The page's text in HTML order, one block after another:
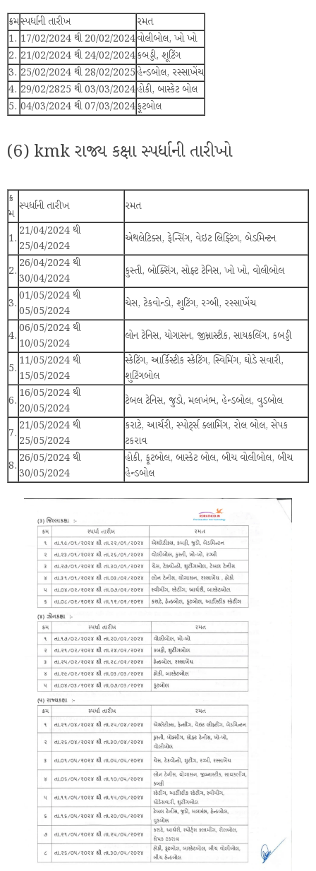
ક્રમસ્પર્ધાની તારીખ
રમત
1. 17/02/2024 થી 20/02/2024વોલીબોલ, ખો ખો
2. 21/02/2024 થી 24/02/2024કબડ્ડી, શૂટિંગ
3. 25/02/2024 થી 28/02/2025 હેન્ડબોલ, રસ્સાખેંચ
4. 29/02/2825 થી 03/03/2024હોકી, બાસ્કેટ બોલ
5. 04/03/2024 થી 07/03/2024ફૂટબોલ
(6) kmk રાજ્ય કક્ષા સ્પર્ધાની તારીખો
ક્ર
મ
સ્પર્ધાની તારીખ રમત
1.
21/04/2024 થી
25/04/2024
એથલેટિક્સ, ફેન્સિંગ, વેઇટ લિફ્ટિંગ, બેડમિન્ટન
2.
26/04/2024 થી
30/04/2024
કુસ્તી, બોક્સિંગ, સોફ્ટ ટેનિસ, ખો ખો, વોલીબોલ
3.
01/05/2024 થી
05/05/2024
ચેસ, ટેકવોન્ડો, શુટિંગ, રગ્બી, રસ્સાખેંચ
4.
06/05/2024 થી
10/05/2024
લોન ટેનિસ, યોગાસન, જીમ્નાસ્ટીક, સાયકલિંગ, કબડ્ડી
5.
11/05/2024 થી
15/05/2024
સ્કેટિંગ, આર્કિસ્ટીક સ્કેટિંગ, સ્વિમિંગ, ઘોડે સવારી,
શુટિંગબોલ
6.
16/05/2024 થી
20/05/2024
ટેબલ ટેનિસ, જુડો, મલખંભ, હેન્ડબોલ, વુડબોલ
7.
21/05/2024 થી
25/05/2024
કરાટે, આર્ચરી, સ્પોર્ટ્સ ક્લામિંગ, રોલ બોલ, સેપક
ટકરાવ
8.
26/05/2024 થી
30/05/2024
હોકી, ફૂટબોલ, બાસ્કેટ બોલ, બીચ વોલીબોલ, બીચ
હેન્ડબોલ